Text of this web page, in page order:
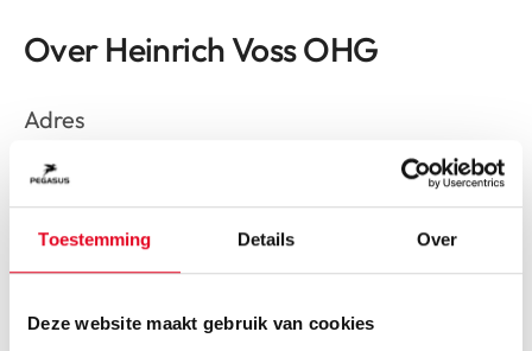
Toestemming Details Over
Deze website maakt gebruik van cookies
Over Heinrich Voss OHG
Adres
Friedrichstr. 50
Schleswig
Route plannen
Openingstijden
Helaas hebben we geen actuele openingstijden van deze